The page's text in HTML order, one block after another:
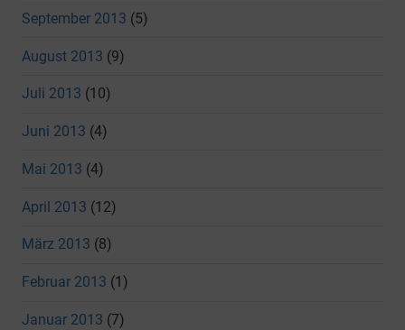
September 2013 (5)
August 2013 (9)
Juli 2013 (10)
Juni 2013 (4)
Mai 2013 (4)
April 2013 (12)
März 2013 (8)
Februar 2013 (1)
Januar 2013 (7)